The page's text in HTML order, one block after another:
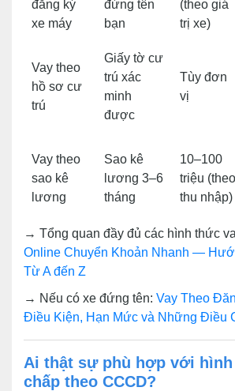
đăng ký
xe máy
đứng tên
bạn
(theo giá
trị xe)
Vay theo
hồ sơ cư
trú
Giấy tờ cư
trú xác
minh
được
Tùy đơn
vị
Vay theo
sao kê
lương
Sao kê
lương 3–6
tháng
10–100
triệu (theo
thu nhập)
→ Tổng quan đầy đủ các hình thức
Online Chuyển Khoản Nhanh —
Từ A đến Z
→ Nếu có xe đứng tên: Vay Theo
Điều Kiện, Hạn Mức và Những Điều
Ai thật sự phù hợp với
chấp theo CCCD?